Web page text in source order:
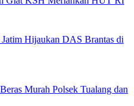
Hijaukan DAS Brantas di
Murah Polsek Tualang dan